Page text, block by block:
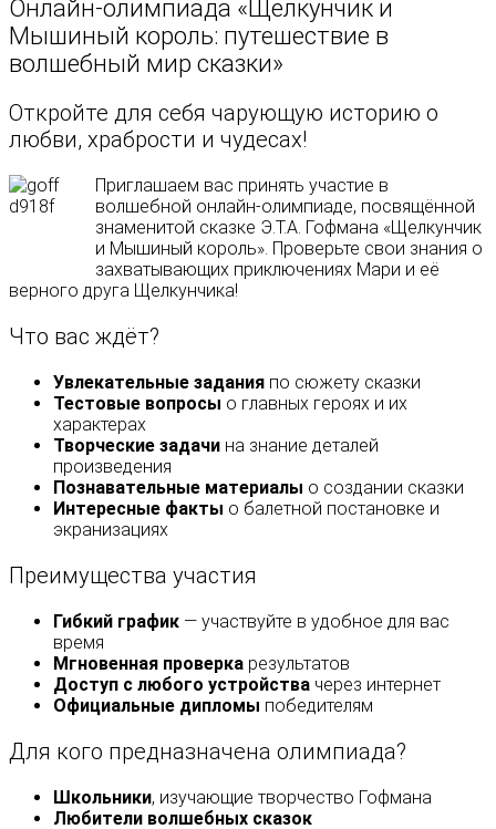
Онлайн-олимпиада «Щелкунчик и
Мышиный король: путешествие в
волшебный мир сказки»
Откройте для себя чарующую историю о
любви, храбрости и чудесах!
Приглашаем вас принять участие в
волшебной онлайн-олимпиаде, посвящённой
знаменитой сказке Э.Т.А. Гофмана «Щелкунчик
и Мышиный король». Проверьте свои знания о
захватывающих приключениях Мари и её
верного друга Щелкунчика!
Что вас ждёт?
Увлекательные задания по сюжету сказки
Тестовые вопросы о главных героях и их
характерах
Творческие задачи на знание деталей
произведения
Познавательные материалы о создании сказки
Интересные факты о балетной постановке и
экранизациях
Преимущества участия
Гибкий график — участвуйте в удобное для вас
время
Мгновенная проверка результатов
Доступ с любого устройства через интернет
Официальные дипломы победителям
Для кого предназначена олимпиада?
Школьники, изучающие творчество Гофмана
Любители волшебных сказок